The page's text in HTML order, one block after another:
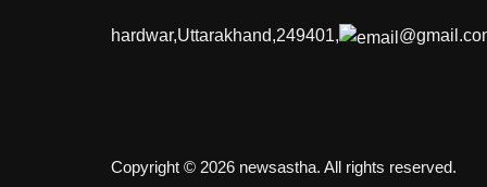
hardwar,Uttarakhand,249401,
Copyright © 2026 newsastha. All rights reserved.